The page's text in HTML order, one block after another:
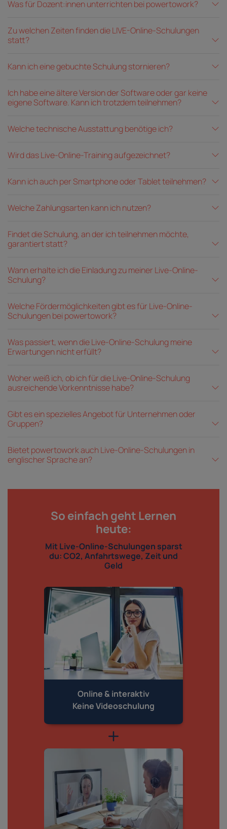
Was für Dozent:innen unterrichten bei powertowork?
Zu welchen Zeiten finden die LIVE-Online-Schulungen
statt?
Kann ich eine gebuchte Schulung stornieren?
Ich habe eine ältere Version der Software oder gar keine
eigene Software. Kann ich trotzdem teilnehmen?
Welche technische Ausstattung benötige ich?
Wird das Live-Online-Training aufgezeichnet?
Kann ich auch per Smartphone oder Tablet teilnehmen?
Welche Zahlungsarten kann ich nutzen?
Findet die Schulung, an der ich teilnehmen möchte,
garantiert statt?
Wann erhalte ich die Einladung zu meiner Live-Online-
Schulung?
Welche Fördermöglichkeiten gibt es für Live-Online-
Schulungen bei powertowork?
Was passiert, wenn die Live-Online-Schulung meine
Erwartungen nicht erfüllt?
Woher weiß ich, ob ich für die Live-Online-Schulung
ausreichende Vorkenntnisse habe?
Gibt es ein spezielles Angebot für Unternehmen oder
Gruppen?
Bietet powertowork auch Live-Online-Schulungen in
englischer Sprache an?
So einfach geht Lernen
heute:
Mit Live-Online-Schulungen sparst
du: CO2, Anfahrtswege, Zeit und
Geld
Online & interaktiv
Keine Videoschulung